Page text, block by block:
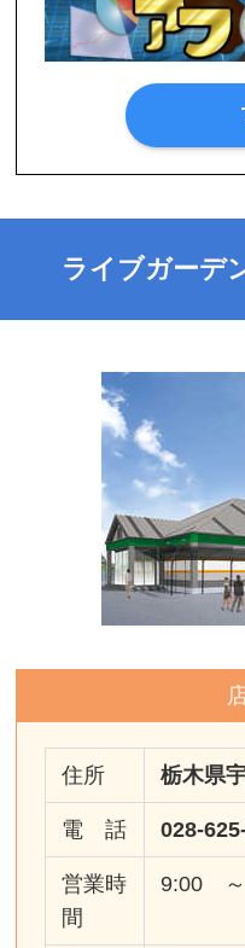
ライブガーデ
住所 栃木県
電 話 028-
営業時
間
9:00